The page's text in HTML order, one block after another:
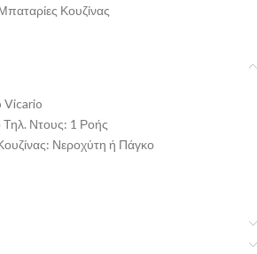
Κουζίνας
Vicario
Ντους: 1 Ροής
Νεροχύτη ή Πάγκο